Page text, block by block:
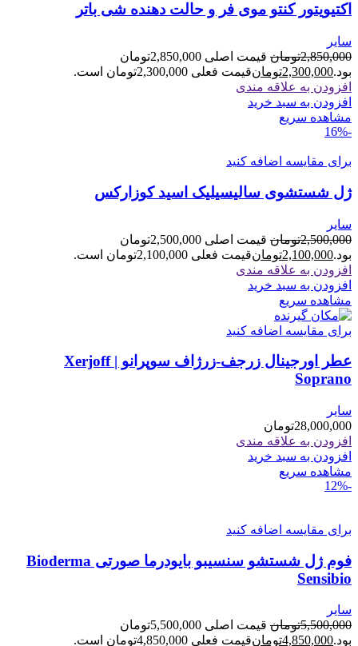
اکتیویتور کنتو موی فر و حالت دهنده شی باتر
سایر
2,850,000تومان
قیمت اصلی 2,850,000تومان
بود.2,300,000تومانقیمت فعلی 2,300,000تومان است.
افزودن به علاقه مندی
افزودن به سبد خرید
مشاهده سریع
-16%
برای مقایسه اضافه کنید
ژل شستشوی سالیسیلیک اسید کوزارکس
سایر
2,500,000تومان
قیمت اصلی 2,500,000تومان
بود.2,100,000تومانقیمت فعلی 2,100,000تومان است.
افزودن به علاقه مندی
افزودن به سبد خرید
مشاهده سریع
برای مقایسه اضافه کنید
عطر اورجینال زرجف-زرژاف سوپرانو | Xerjoff
Soprano
سایر
28,000,000تومان
افزودن به علاقه مندی
افزودن به سبد خرید
مشاهده سریع
-12%
برای مقایسه اضافه کنید
فوم ژل شستشو سنسیبو بایودرما صورتی Bioderma
Sensibio
سایر
5,500,000تومان
قیمت اصلی 5,500,000تومان
بود.4,850,000تومانقیمت فعلی 4,850,000تومان است.